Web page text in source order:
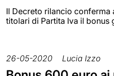
Il Decreto rilancio conferma
titolari di Partita Iva il bonus
26-05-2020 Lucia Izzo